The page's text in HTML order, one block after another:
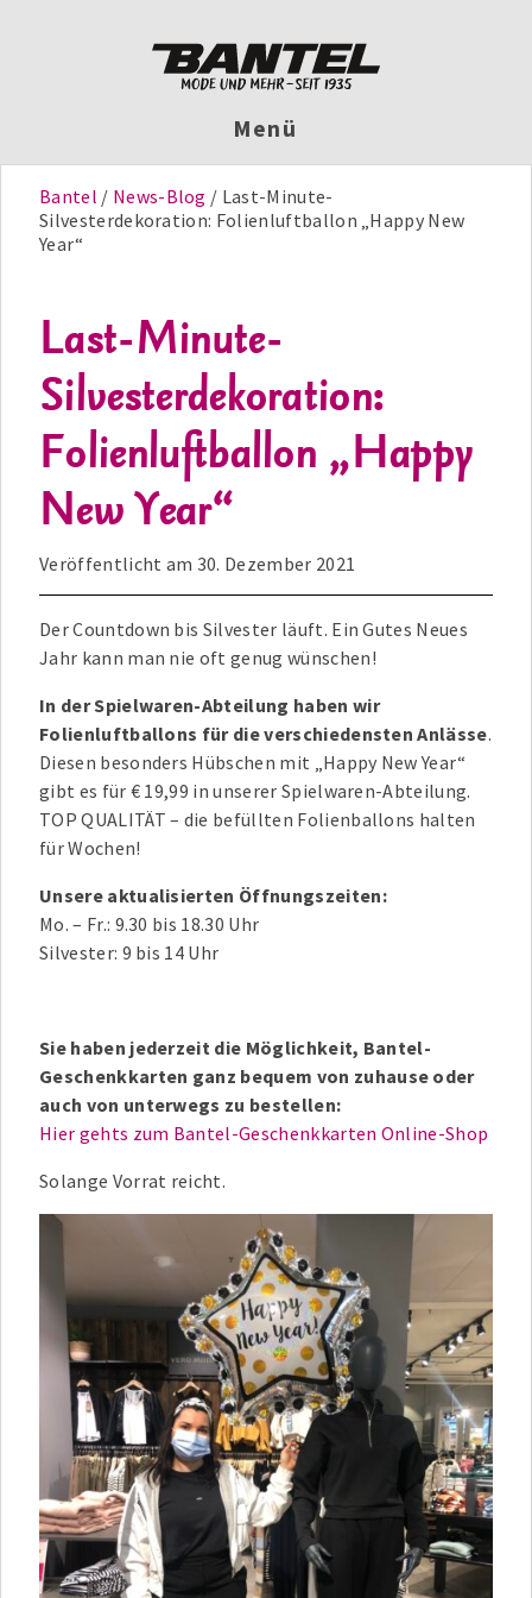
Menü
Bantel News-Blog
Last-Minute-
Silvesterdekoration: Folienluftballon „Happy New
Year“
Last-Minute-
Silvesterdekoration:
Folienluftballon „Happy
New Year“
Veröffentlicht am 30. Dezember 2021
Der Countdown bis Silvester läuft. Ein Gutes Neues
Jahr kann man nie oft genug wünschen!
In der Spielwaren-Abteilung haben wir
Folienluftballons für die verschiedensten Anlässe.
Diesen besonders Hübschen mit „Happy New Year“
gibt es für € 19,99 in unserer Spielwaren-Abteilung.
TOP QUALITÄT – die befüllten Folienballons halten
für Wochen!
Unsere aktualisierten Öffnungszeiten:
Mo. – Fr.: 9.30 bis 18.30 Uhr
Silvester: 9 bis 14 Uhr
Sie haben jederzeit die Möglichkeit, Bantel-
Geschenkkarten ganz bequem von zuhause oder
auch von unterwegs zu bestellen:
Hier gehts zum Bantel-Geschenkkarten Online-Shop
Solange Vorrat reicht.